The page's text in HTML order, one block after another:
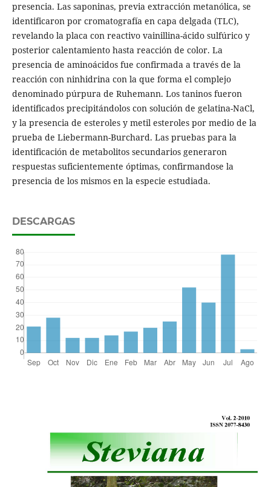
presencia. Las saponinas, previa extracción metanólica, se
identificaron por cromatografía en capa delgada (TLC),
revelando la placa con reactivo vainillina-ácido sulfúrico y
posterior calentamiento hasta reacción de color. La
presencia de aminoácidos fue confirmada a través de la
reacción con ninhidrina con la que forma el complejo
denominado púrpura de Ruhemann. Los taninos fueron
identificados precipitándolos con solución de gelatina-NaCl,
y la presencia de esteroles y metil esteroles por medio de la
prueba de Liebermann-Burchard. Las pruebas para la
identificación de metabolitos secundarios generaron
respuestas suficientemente óptimas, confirmandose la
presencia de los mismos en la especie estudiada.
DESCARGAS